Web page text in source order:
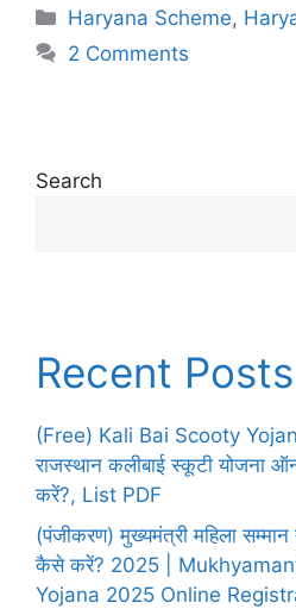
Categories
Haryana Scheme,
2 Comments
Search
Recent Posts
(Free) Kali Bai Scooty
राजस्थान कलीबाई स्कूटी योजना
करें?, List PDF
(पंजीकरण) मुख्यमंत्री महिला
कैसे करें? 2025 |
Yojana 2025 Online